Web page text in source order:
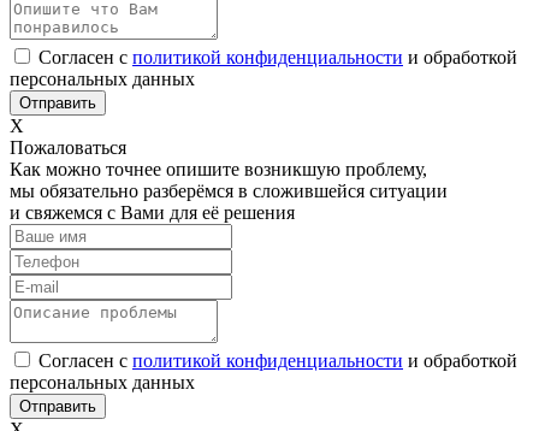
Согласен с политикой конфиденциальности и обработкой
персональных данных
Х
Пожаловаться
Как можно точнее опишите возникшую проблему,
мы обязательно разберёмся в сложившейся ситуации
и свяжемся с Вами для её решения
Согласен с политикой конфиденциальности и обработкой
персональных данных